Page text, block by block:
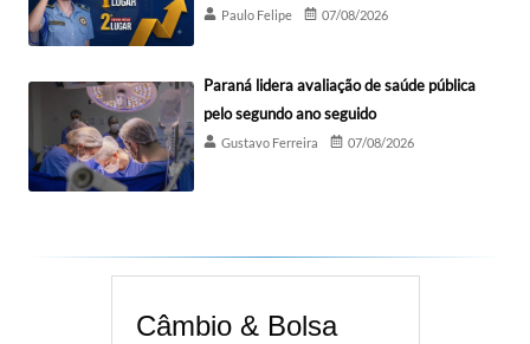
Paulo Felipe 07/08/2026
Paraná lidera avaliação de saúde pública
pelo segundo ano seguido
Gustavo Ferreira 07/08/2026
Câmbio & Bolsa